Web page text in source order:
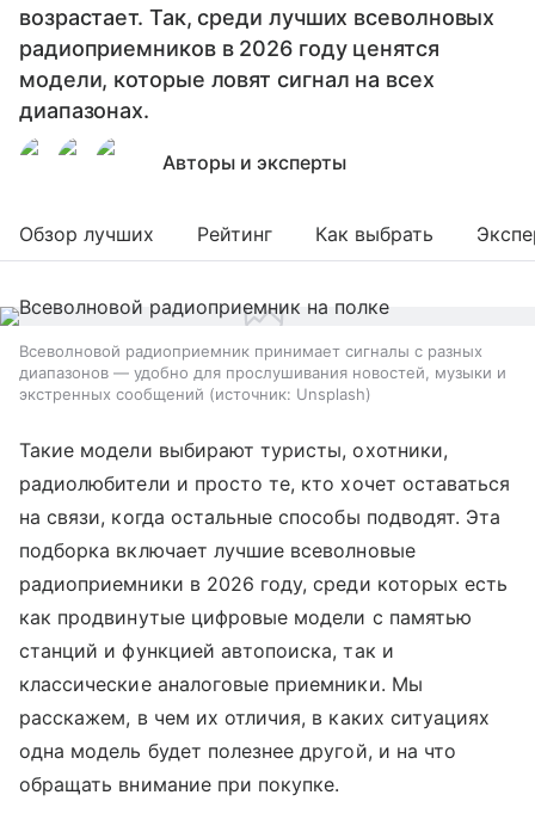
возрастает. Так, среди лучших всеволновых
радиоприемников в 2026 году ценятся
модели, которые ловят сигнал на всех
диапазонах.
Авторы и эксперты
Обзор лучших Рейтинг Как выбрать
Всеволновой радиоприемник принимает сигналы с разных
диапазонов — удобно для прослушивания новостей, музыки и
экстренных сообщений
источник: Unsplash
Такие модели выбирают туристы, охотники,
радиолюбители и просто те, кто хочет оставаться
на связи, когда остальные способы подводят. Эта
подборка включает лучшие всеволновые
радиоприемники в 2026 году, среди которых есть
как продвинутые цифровые модели с памятью
станций и функцией автопоиска, так и
классические аналоговые приемники. Мы
расскажем, в чем их отличия, в каких ситуациях
одна модель будет полезнее другой, и на что
обращать внимание при покупке.